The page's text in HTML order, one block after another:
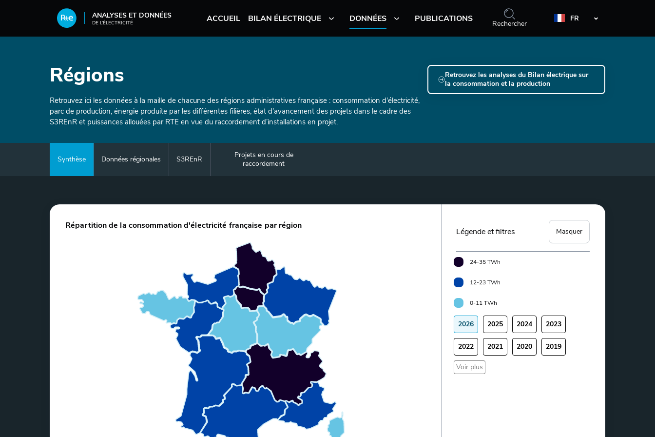
ANALYSES ET DONNÉES
DE L’ÉLECTRICITÉ ACCUEIL BILAN ÉLECTRIQUE DONNÉES PUBLICATIONS Rechercher
FR
Régions
Retrouvez ici les données à la maille de chacune des régions administratives française : consommation d'électricité,
parc de production, énergie produite par les différentes filières, état d'avancement des projets dans le cadre des
S3REnR et puissances allouées par RTE en vue du raccordement d’installations en projet.
Retrouvez les analyses du Bilan électrique sur
la consommation et la production
Synthèse
Données régionales S3REnR
Projets en cours de
raccordement
Graphe
Répartition de la consommation d'électricité française par région
Légende et filtres Masquer
0-11 TWh
12-23 TWh
24-35 TWh
2026 2025 2024 2023
2022 2021 2020 2019
Voir plus